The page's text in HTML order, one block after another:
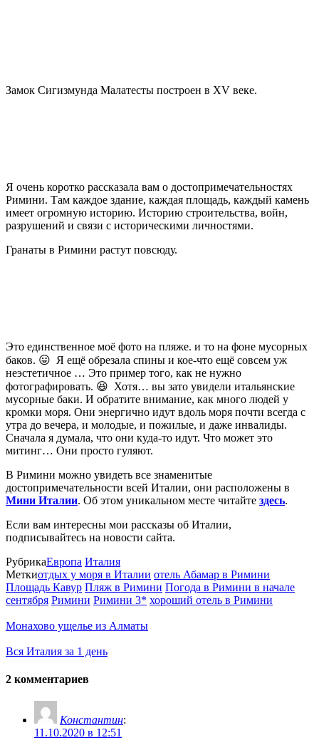
Замок Сигизмунда Малатесты построен в XV веке.
Я очень коротко рассказала вам о достопримечательностях
Римини. Там каждое здание, каждая площадь, каждый камень
имеет огромную историю. Историю строительства, войн,
разрушений и связи с историческими личностями.
Гранаты в Римини растут повсюду.
Это единственное моё фото на пляже. и то на фоне мусорных
баков. 😛 Я ещё обрезала спины и кое-что ещё совсем уж
неэстетичное … Это пример того, как не нужно
фотографировать. 😆 Хотя… вы зато увидели итальянские
мусорные баки. И обратите внимание, как много людей у
кромки моря. Они энергично идут вдоль моря почти всегда с
утра до вечера, и молодые, и пожилые, и даже инвалиды.
Сначала я думала, что они куда-то идут. Что может это
митинг… Они просто гуляют.
В Римини можно увидеть все знаменитые
достопримечательности всей Италии, они расположены в
Мини Италии. Об этом уникальном месте читайте здесь.
Если вам интересны мои рассказы об Италии,
подписывайтесь на новости сайта.
РубрикаЕвропа Италия
Меткиотдых у моря в Италии отель Абамар в Римини
Площадь Кавур Пляж в Римини Погода в Римини в начале
сентября Римини Римини 3* хороший отель в Римини
Монахово ущелье из Алматы
Вся Италия за 1 день
2 комментариев
Константин:
11.10.2020 в 12:51